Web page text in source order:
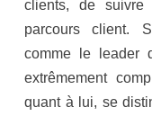
clients, de suivre
parcours client.
comme le leader
extrêmement
quant à lui, se